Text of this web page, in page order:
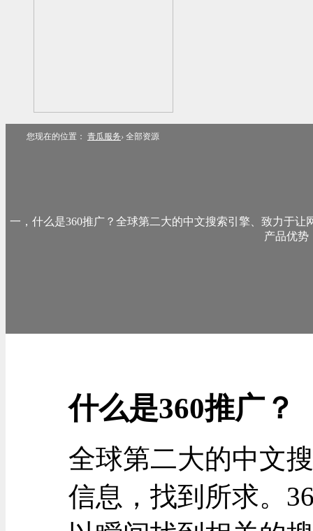
您现在的位置： 青瓜服务› 全部资源
一，什么是360推广？全球第二大的中文搜索引擎、致力于
产品优势
什么是360推广？
全球第二大的中文
信息，找到所求。